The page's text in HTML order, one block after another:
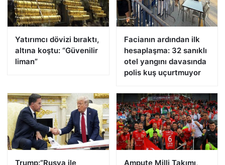
Yatırımcı dövizi bıraktı,
altına koştu: “Güvenilir
liman”
Facianın ardından ilk
hesaplaşma: 32 sanıklı
otel yangını davasında
polis kuş uçurtmuyor
Trump:”Rusya ile Ampute Milli Takımı,